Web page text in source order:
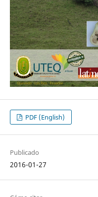
PDF (English)
Publicado
2016-01-27